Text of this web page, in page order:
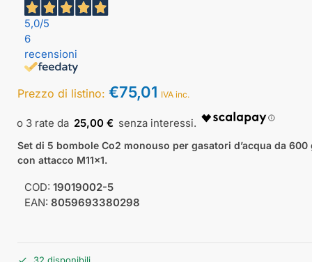
5,0/5
6
recensioni
Prezzo di listino: €75,01 IVA inc.
25,00 €
Set di 5 bombole Co2 monouso per gasatori d’acqua da 600
con attacco M11x1.
COD: 19019002-5
EAN: 8059693380298